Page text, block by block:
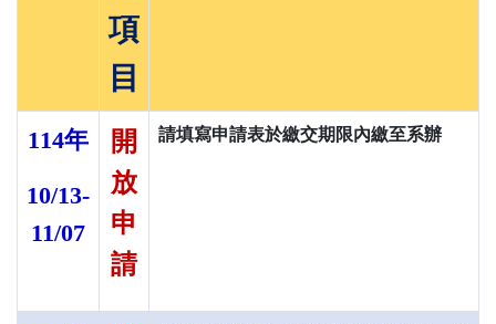
項
目
114年
10/13-
11/07
開
放
申
請
請填寫申請表於繳交期限內繳至系辦